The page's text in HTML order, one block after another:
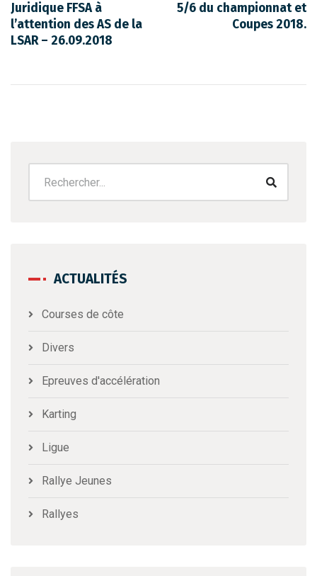
Juridique FFSA à
l’attention des AS de la
LSAR – 26.09.2018
5/6 du championnat et
Coupes 2018.
ACTUALITÉS
Courses de côte
Divers
Epreuves d'accélération
Karting
Ligue
Rallye Jeunes
Rallyes